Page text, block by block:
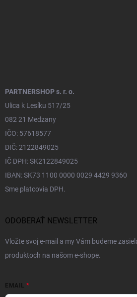
PARTNERSHOP s. r. o.
Ulica k Lesíku 517/25
082 21 Medzany
IČO: 57618577
DIČ: 2122849025
IČ DPH: SK2122849025
IBAN: SK73 1100 0000 0029 4429 9360
Sme platcovia DPH.
ODOBERAŤ NEWSLETTER
Vložte svoj e-mail a my Vám budeme
produktoch na našom e-shope.
EMAIL